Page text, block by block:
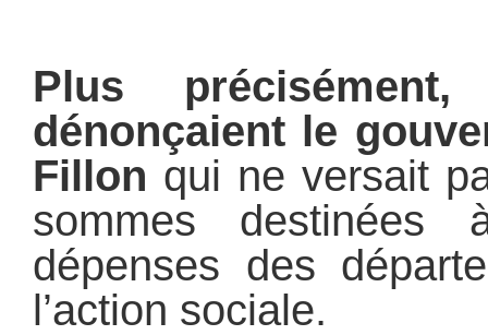
Plus
dénonçaient le
Fillon qui ne versait
sommes destinées
dépenses des
l’action sociale.